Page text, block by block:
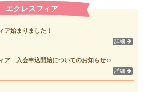
エクレスフィア
始まりました！
詳細
ア 入会申込開始についてのお知らせ☺
詳細